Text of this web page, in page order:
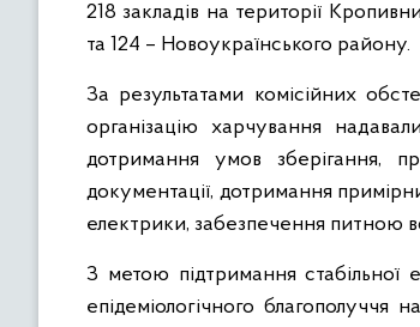
218 закладів на території
та 124 – Новоукраїнського району.
За результатами комісійних
організацію харчування
дотримання умов зберігання,
документації, дотримання
електрики, забезпечення питною
З метою підтримання стабільної
епідеміологічного благополуччя